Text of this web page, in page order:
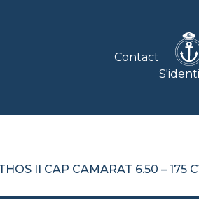
Contact
II CAP CAMARAT 6.50 – 175